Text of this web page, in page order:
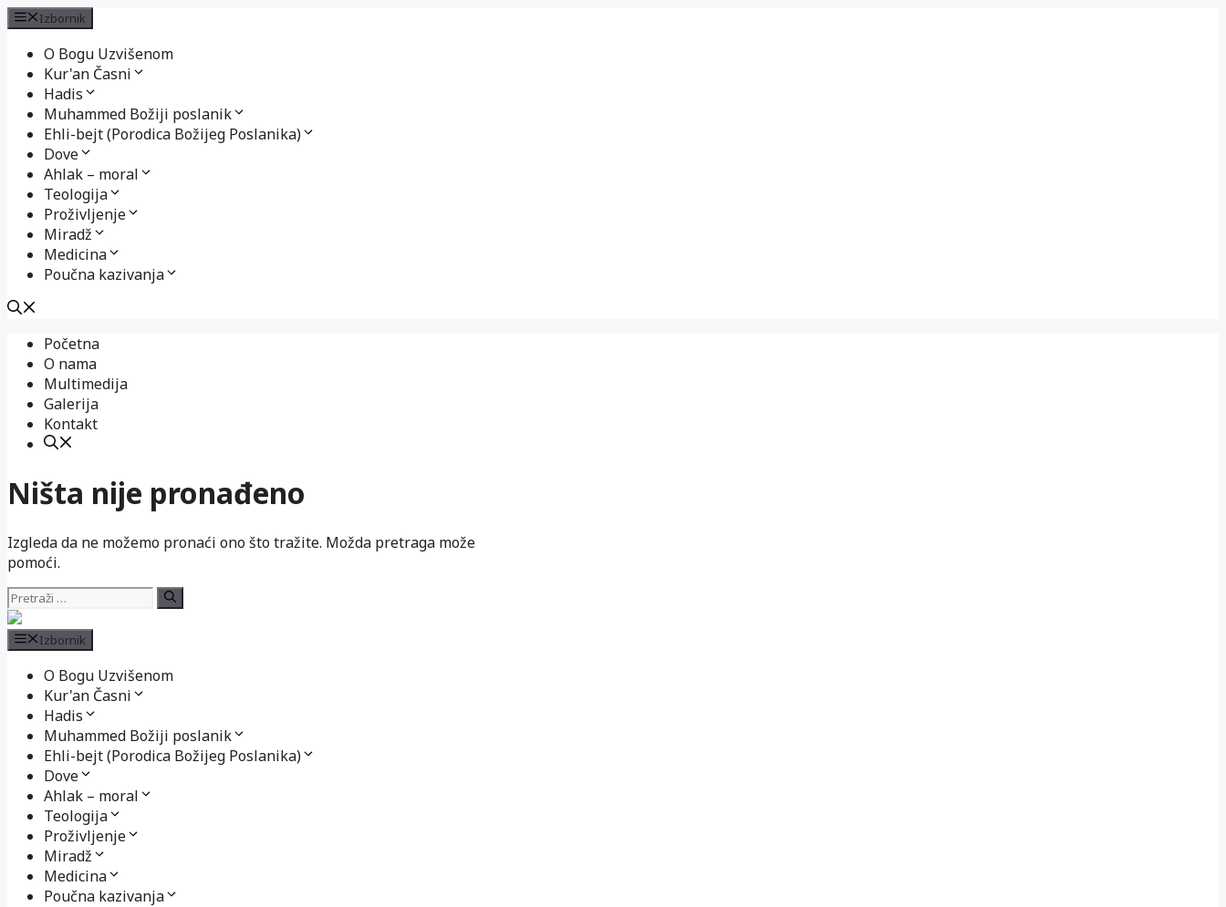
Izbornik
O Bogu Uzvišenom
Kur'an Časni
Hadis
Muhammed Božiji poslanik
Ehli-bejt (Porodica Božijeg Poslanika)
Dove
Ahlak – moral
Teologija
Proživljenje
Miradž
Medicina
Poučna kazivanja
sadržaj
Početna
O nama
Multimedija
Galerija
Kontakt
Ništa nije pronađeno
Izgleda da ne možemo pronaći ono što tražite. Možda pretraga može
pomoći.
Pretraži:
Izbornik
O Bogu Uzvišenom
Kur'an Časni
Hadis
Muhammed Božiji poslanik
Ehli-bejt (Porodica Božijeg Poslanika)
Dove
Ahlak – moral
Teologija
Proživljenje
Miradž
Medicina
Poučna kazivanja